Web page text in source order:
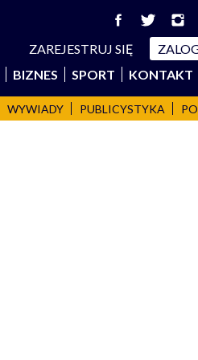
ZAREJESTRUJ SIĘ
BIZNES SPORT KONTAKT
WYWIADY PUBLICYSTYKA